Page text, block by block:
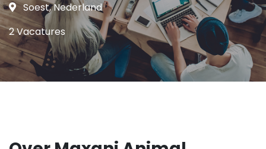
Soest, Nederland
2 Vacatures